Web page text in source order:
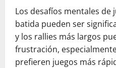
Los desafíos mentales
batida pueden ser
y los rallies más largos
frustración,
prefieren juegos más